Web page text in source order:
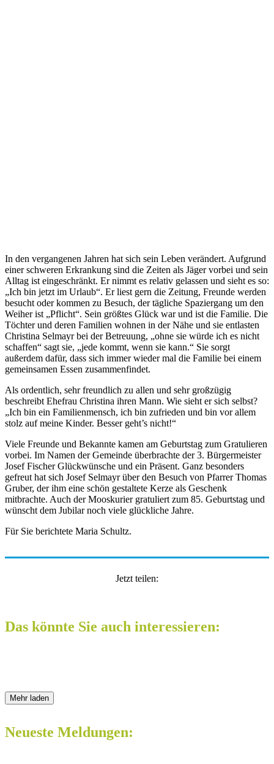
In den vergangenen Jahren hat sich sein Leben verändert. Aufgrund
einer schweren Erkrankung sind die Zeiten als Jäger vorbei und sein
Alltag ist eingeschränkt. Er nimmt es relativ gelassen und sieht es so:
„Ich bin jetzt im Urlaub“. Er liest gern die Zeitung, Freunde werden
besucht oder kommen zu Besuch, der tägliche Spaziergang um den
Weiher ist „Pflicht“. Sein größtes Glück war und ist die Familie. Die
Töchter und deren Familien wohnen in der Nähe und sie entlasten
Christina Selmayr bei der Betreuung, „ohne sie würde ich es nicht
schaffen“ sagt sie, „jede kommt, wenn sie kann.“ Sie sorgt
außerdem dafür, dass sich immer wieder mal die Familie bei einem
gemeinsamen Essen zusammenfindet.
Als ordentlich, sehr freundlich zu allen und sehr großzügig
beschreibt Ehefrau Christina ihren Mann. Wie sieht er sich selbst?
„Ich bin ein Familienmensch, ich bin zufrieden und bin vor allem
stolz auf meine Kinder. Besser geht’s nicht!“
Viele Freunde und Bekannte kamen am Geburtstag zum Gratulieren
vorbei. Im Namen der Gemeinde überbrachte der 3. Bürgermeister
Josef Fischer Glückwünsche und ein Präsent. Ganz besonders
gefreut hat sich Josef Selmayr über den Besuch von Pfarrer Thomas
Gruber, der ihm eine schön gestaltete Kerze als Geschenk
mitbrachte. Auch der Mooskurier gratuliert zum 85. Geburtstag und
wünscht dem Jubilar noch viele glückliche Jahre.
Für Sie berichtete Maria Schultz.
Jetzt teilen:
Das könnte Sie auch interessieren:
Mehr laden
Neueste Meldungen: